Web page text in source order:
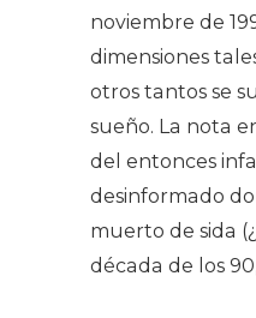
noviembre de
dimensiones
otros tantos se
sueño. La nota
del entonces
desinformado
muerto de sida
década de los